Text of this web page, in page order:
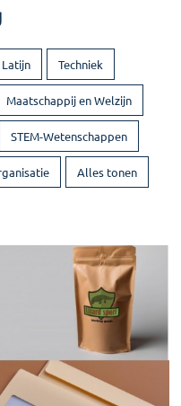
Latijn Techniek
Maatschappij en Welzijn
STEM-Wetenschappen
Alles tonen